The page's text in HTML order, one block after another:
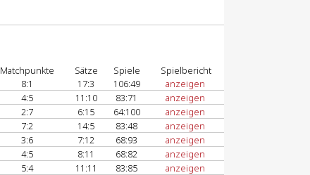
Matchpunkte Sätze Spiele
Spielbericht
8:1 17:3 106:49
anzeigen
4:5 11:10 83:71
anzeigen
2:7 6:15 64:100
anzeigen
7:2 14:5 83:48
anzeigen
3:6 7:12 68:93
anzeigen
4:5 8:11 68:82
anzeigen
5:4 11:11 83:85 anzeigen